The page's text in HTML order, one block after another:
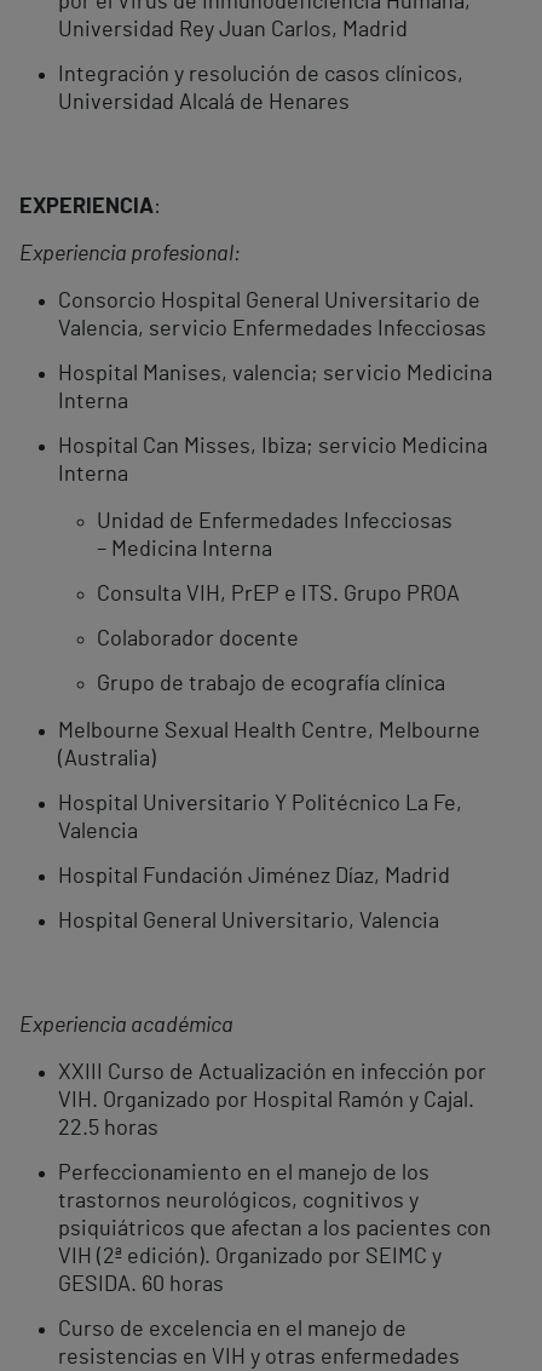
Universidad Rey Juan Carlos, Madrid
Integración y resolución de casos clínicos,
Universidad Alcalá de Henares
EXPERIENCIA:
Experiencia profesional:
Consorcio Hospital General Universitario de
Valencia, servicio Enfermedades Infecciosas
Hospital Manises, valencia; servicio Medicina
Interna
Hospital Can Misses, Ibiza; servicio Medicina
Interna
Unidad de Enfermedades Infecciosas
– Medicina Interna
Consulta VIH, PrEP e ITS. Grupo PROA
Colaborador docente
Grupo de trabajo de ecografía clínica
Melbourne Sexual Health Centre, Melbourne
(Australia)
Hospital Universitario Y Politécnico La Fe,
Valencia
Hospital Fundación Jiménez Díaz, Madrid
Hospital General Universitario, Valencia
Experiencia académica
XXIII Curso de Actualización en infección por
VIH. Organizado por Hospital Ramón y Cajal.
22.5 horas
Perfeccionamiento en el manejo de los
trastornos neurológicos, cognitivos y
psiquiátricos que afectan a los pacientes con
VIH (2ª edición). Organizado por SEIMC y
GESIDA. 60 horas
Curso de excelencia en el manejo de
resistencias en VIH y otras enfermedades